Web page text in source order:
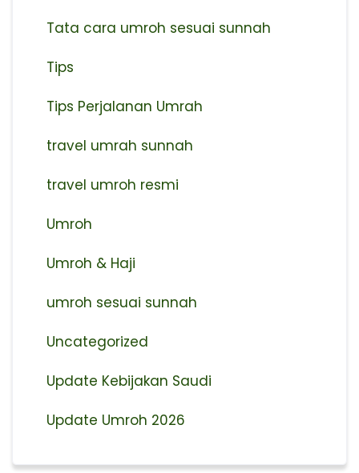
Tata cara umroh sesuai sunnah
Tips
Tips Perjalanan Umrah
travel umrah sunnah
travel umroh resmi
Umroh
Umroh & Haji
umroh sesuai sunnah
Uncategorized
Update Kebijakan Saudi
Update Umroh 2026